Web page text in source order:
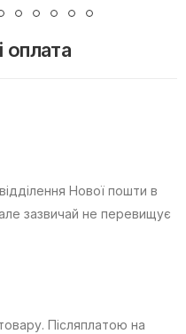
оплата
Нової пошти в
зазвичай не перевищує
Післяплатою на